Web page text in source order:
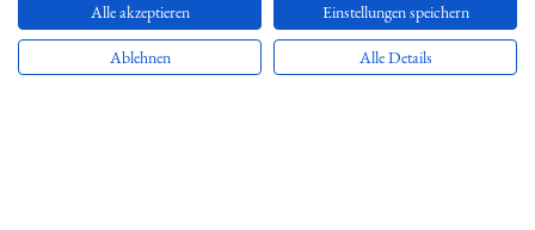
Alle akzeptieren Einstellungen speichern
Ablehnen Alle Details